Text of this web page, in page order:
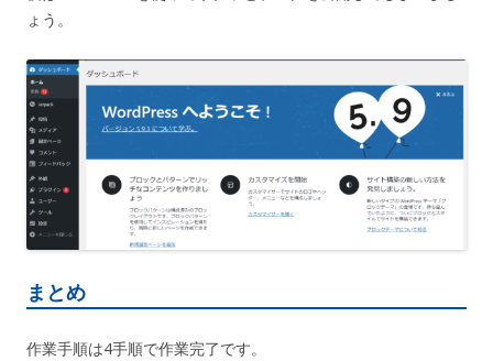
ょう。
まとめ
作業手順は4手順で作業完了です。